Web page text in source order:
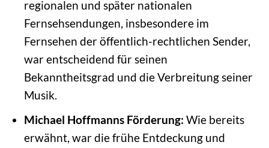
regionalen und später nationalen
Fernsehsendungen, insbesondere im
Fernsehen der öffentlich-rechtlichen Sender,
war entscheidend für seinen
Bekanntheitsgrad und die Verbreitung seiner
Musik.
Michael Hoffmanns Förderung: Wie bereits
erwähnt, war die frühe Entdeckung und